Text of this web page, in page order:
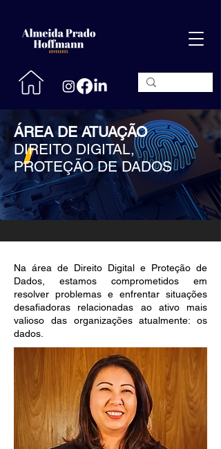
ÁREA DE ATUAÇÃO
DIREITO DIGITAL,
PROTEÇÃO DE DADOS
Na área de Direito Digital e Proteção de
Dados, estamos comprometidos em
resolver problemas e enfrentar situações
desafiadoras relacionadas ao ativo mais
valioso das organizações atualmente: os
dados.